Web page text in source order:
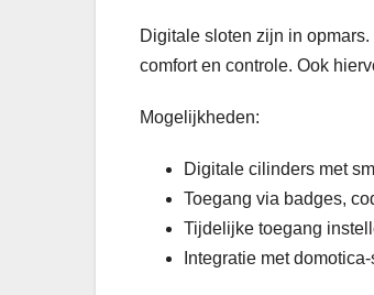
Digitale sloten zijn in
comfort en controle. Ook
Mogelijkheden:
Digitale cilinders met
Toegang via badges,
Tijdelijke toegang
Integratie met